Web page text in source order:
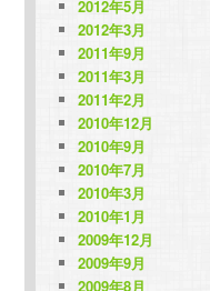
2012年5月
2012年3月
2011年9月
2011年3月
2011年2月
2010年12月
2010年9月
2010年7月
2010年3月
2010年1月
2009年12月
2009年9月
2009年8月